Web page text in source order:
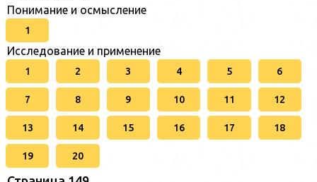
Понимание и осмысление
1
Исследование и применение
1 2 3 4 5 6
7 8 9 10 11 12
13 14 15 16 17 18
19 20